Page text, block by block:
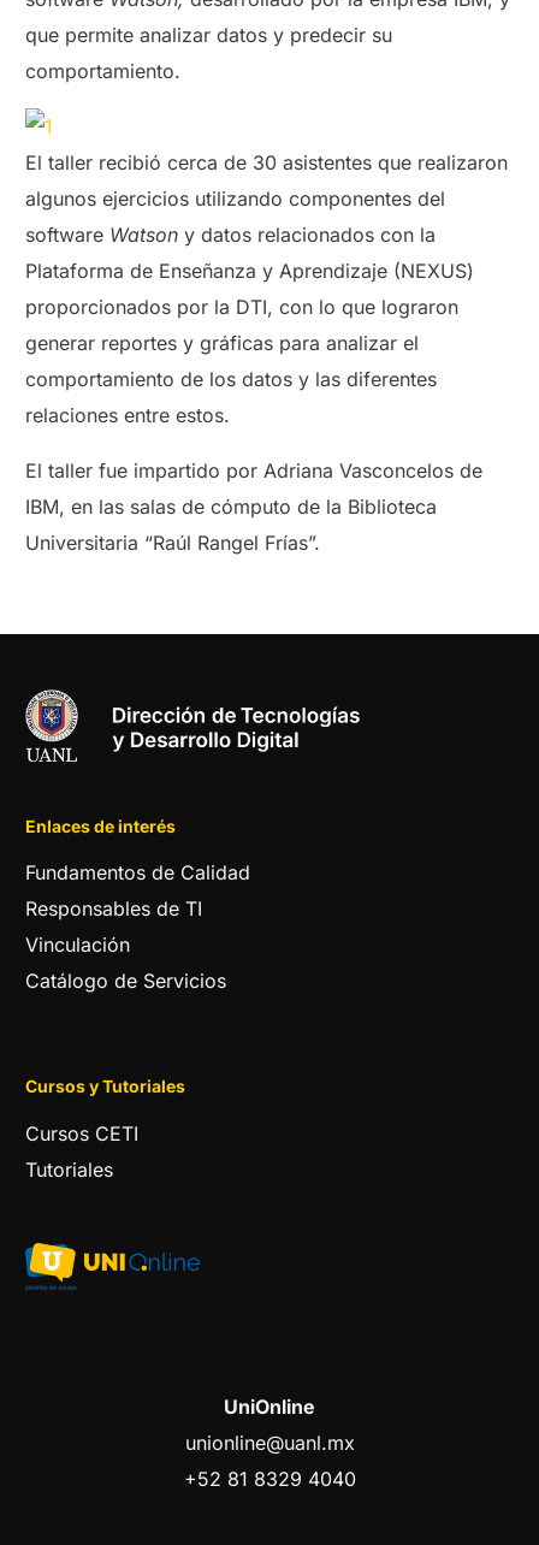
que permite analizar datos y predecir su
comportamiento.
El taller recibió cerca de 30 asistentes que realizaron
algunos ejercicios utilizando componentes del
software Watson y datos relacionados con la
Plataforma de Enseñanza y Aprendizaje (NEXUS)
proporcionados por la DTI, con lo que lograron
generar reportes y gráficas para analizar el
comportamiento de los datos y las diferentes
relaciones entre estos.
El taller fue impartido por Adriana Vasconcelos de
IBM, en las salas de cómputo de la Biblioteca
Universitaria “Raúl Rangel Frías”.
Enlaces de interés
Fundamentos de Calidad
Responsables de TI
Vinculación
Catálogo de Servicios
Cursos y Tutoriales
Cursos CETI
Tutoriales
UniOnline
unionline@uanl.mx
+52 81 8329 4040